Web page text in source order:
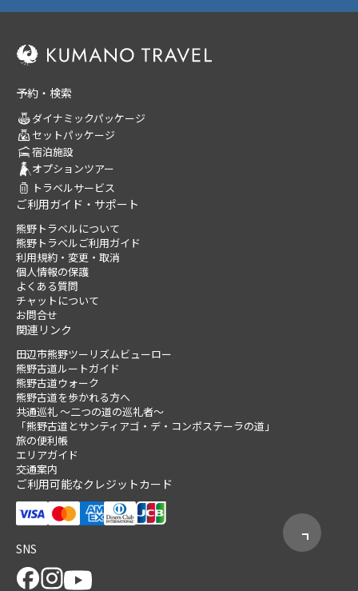
予約・検索
ダイナミックパッケージ
セットパッケージ
宿泊施設
オプションツアー
トラベルサービス
ご利用ガイド・サポート
熊野トラベルについて
熊野トラベルご利用ガイド
利用規約・変更・取消
個人情報の保護
よくある質問
チャットについて
お問合せ
関連リンク
田辺市熊野ツーリズムビューロー
熊野古道ルートガイド
熊野古道ウォーク
熊野古道を歩かれる方へ
共通巡礼 ～二つの道の巡礼者～
「熊野古道とサンティアゴ・デ・コンポステーラの道」
旅の便利帳
エリアガイド
交通案内
ご利用可能なクレジットカード
SNS